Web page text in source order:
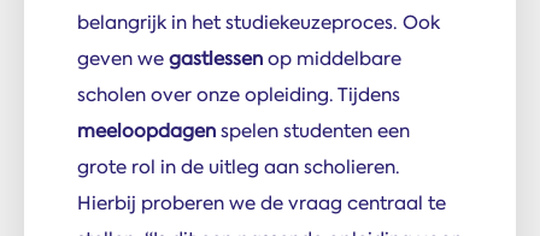
belangrijk in het studiekeuzeproces. Ook
geven wegastlessenop middelbare
scholen over onze opleiding. Tijdens
meeloopdagenspelen studenten een
grote rol in de uitleg aan scholieren.
Hierbij proberen we de vraag centraal te